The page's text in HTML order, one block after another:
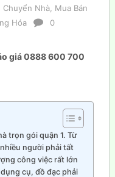
Chuyển Nhà, Mua Bán
Hóa
0
giá 0888 600 700
trọn gói quận 1. Từ
người phải tất
công việc rất lớn
cụ, đồ đạc phải